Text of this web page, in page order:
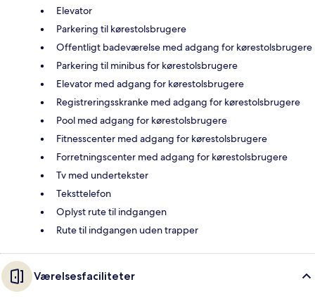
Elevator
Parkering til kørestolsbrugere
Offentligt badeværelse med adgang for kørestolsbrugere
Parkering til minibus for kørestolsbrugere
Elevator med adgang for kørestolsbrugere
Registreringsskranke med adgang for kørestolsbrugere
Pool med adgang for kørestolsbrugere
Fitnesscenter med adgang for kørestolsbrugere
Forretningscenter med adgang for kørestolsbrugere
Tv med undertekster
Teksttelefon
Oplyst rute til indgangen
Rute til indgangen uden trapper
Værelsesfaciliteter